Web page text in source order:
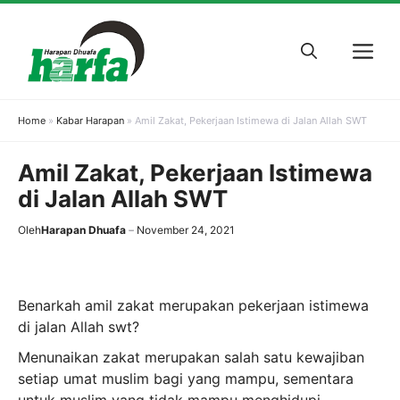
content
Home » Kabar Harapan » Amil Zakat, Pekerjaan Istimewa di Jalan Allah SWT
Amil Zakat, Pekerjaan Istimewa
di Jalan Allah SWT
OlehHarapan Dhuafa November 24, 2021
Benarkah amil zakat merupakan pekerjaan istimewa
di jalan Allah swt?
Menunaikan zakat merupakan salah satu kewajiban
setiap umat muslim bagi yang mampu, sementara